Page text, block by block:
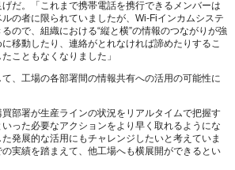
だ。「これまで携帯電話を携行できるメンバーは
の者に限られていましたが、Wi-Fiインカムシステ
ので、組織における“縦と横”の情報のつながりが強
移動したり、連絡がとれなければ諦めたりするこ
こともなくなりました」
、工場の各部署間の情報共有への活用の可能性に
買部署が生産ラインの状況をリアルタイムで把握す
った必要なアクションをより早く取れるようにな
発展的な活用にもチャレンジしたいと考えていま
実績を踏まえて、他工場へも横展開ができるとい